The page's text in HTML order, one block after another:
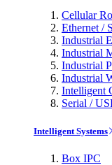
Cellular
Ethernet /
Industrial
Industrial
Industrial
Industrial
Intelligent
Serial /
Intelligent Systems
Box IPC